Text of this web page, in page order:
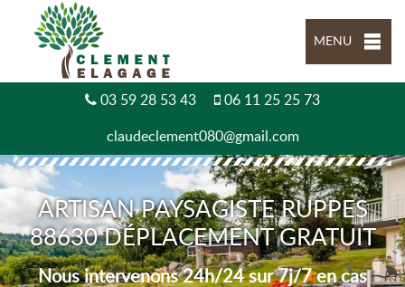
MENU
03 59 28 53 43 06 11 25 25 73
claudeclement080@gmail.com
ARTISAN PAYSAGISTE RUPPES
88630 DÉPLACEMENT GRATUIT
Nous intervenons 24h/24 sur 7j/7 en cas